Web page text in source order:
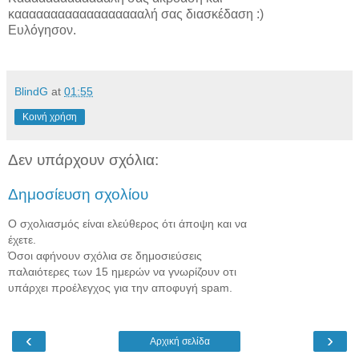
κααααααααααααααααααλή σας διασκέδαση :)
Ευλόγησον.
BlindG at 01:55
Κοινή χρήση
Δεν υπάρχουν σχόλια:
Δημοσίευση σχολίου
Ο σχολιασμός είναι ελεύθερος ότι άποψη και να
έχετε.
Όσοι αφήνουν σχόλια σε δημοσιεύσεις
παλαιότερες των 15 ημερών να γνωρίζουν οτι
υπάρχει προέλεγχος για την αποφυγή spam.
‹ ›
Αρχική σελίδα